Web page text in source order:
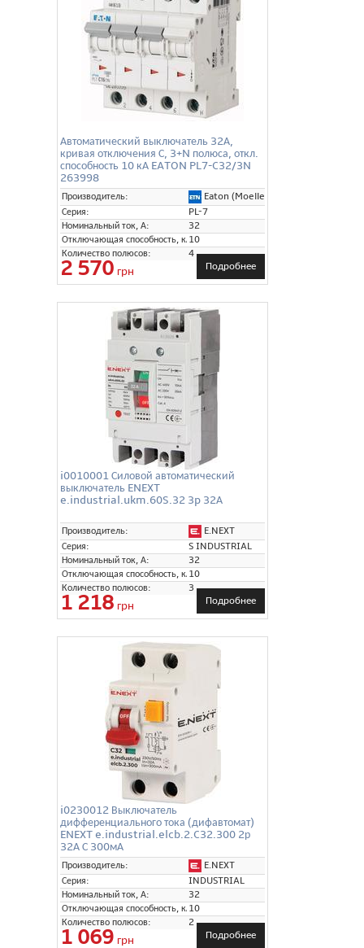
Автоматический выключатель 32А,
кривая отключения С, 3+N полюса, откл.
способность 10 кА EATON PL7-C32/3N
263998
Производитель:
Eaton (Moeller)
Серия:
PL-7
Номинальный ток, А:
32
Отключающая способность, кА:10
Количество полюсов:
4
2 570 грн Подробнее
i0010001 Силовой автоматический
выключатель ENEXT
e.industrial.ukm.60S.32 3p 32А
Производитель:
E.NEXT
Серия:
S INDUSTRIAL
Номинальный ток, А:
32
Отключающая способность, кА:10
Количество полюсов:
3
1 218 грн Подробнее
i0230012 Выключатель
дифференциального тока (дифавтомат)
ENEXT e.industrial.elcb.2.C32.300 2р
32А С 300мА
Производитель:
E.NEXT
Серия:
INDUSTRIAL
Номинальный ток, А:
32
Отключающая способность, кА:10
Количество полюсов:
2
1 069 грн Подробнее